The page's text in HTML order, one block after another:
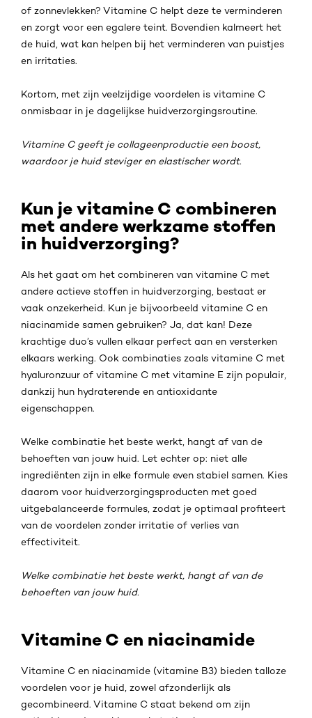
of zonnevlekken? Vitamine C helpt deze te verminderen
en zorgt voor een egalere teint. Bovendien kalmeert het
de huid, wat kan helpen bij het verminderen van puistjes
en irritaties.
Kortom, met zijn veelzijdige voordelen is vitamine C
onmisbaar in je dagelijkse huidverzorgingsroutine.
Vitamine C geeft je collageenproductie een boost,
waardoor je huid steviger en elastischer wordt.
Kun je vitamine C combineren
met andere werkzame stoffen
in huidverzorging?
Als het gaat om het combineren van vitamine C met
andere actieve stoffen in huidverzorging, bestaat er
vaak onzekerheid. Kun je bijvoorbeeld vitamine C en
niacinamide samen gebruiken? Ja, dat kan! Deze
krachtige duo’s vullen elkaar perfect aan en versterken
elkaars werking. Ook combinaties zoals vitamine C met
hyaluronzuur of vitamine C met vitamine E zijn populair,
dankzij hun hydraterende en antioxidante
eigenschappen.
Welke combinatie het beste werkt, hangt af van de
behoeften van jouw huid. Let echter op: niet alle
ingrediënten zijn in elke formule even stabiel samen. Kies
daarom voor huidverzorgingsproducten met goed
uitgebalanceerde formules, zodat je optimaal profiteert
van de voordelen zonder irritatie of verlies van
effectiviteit.
Welke combinatie het beste werkt, hangt af van de
behoeften van jouw huid.
Vitamine C en niacinamide
Vitamine C en niacinamide (vitamine B3) bieden talloze
voordelen voor je huid, zowel afzonderlijk als
gecombineerd. Vitamine C staat bekend om zijn